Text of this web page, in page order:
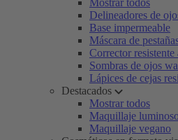
Mostrar todos
Delineadores de
Base impermeable
Máscara de
Corrector resistente
Sombras de ojos
Lápices de cejas
Destacados
Mostrar todos
Maquillaje
Maquillaje vegano